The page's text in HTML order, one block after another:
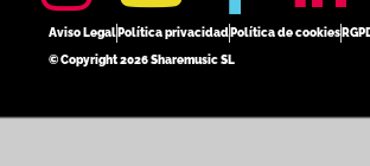
Aviso LegalPolítica privacidadPolítica de cookies
© Copyright 2026 Sharemusic SL